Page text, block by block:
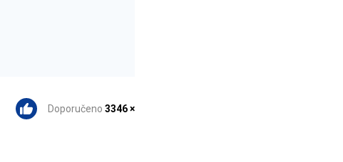
Doporučeno 3346 ×